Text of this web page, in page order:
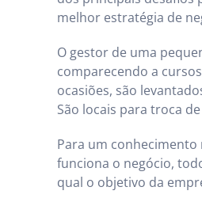
melhor estratégia de
O gestor de uma
comparecendo a
ocasiões, são
São locais para troca
Para um
funciona o negócio,
qual o objetivo da